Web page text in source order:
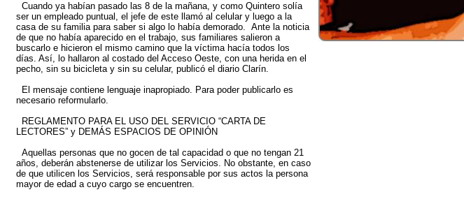
Cuando ya habían pasado las 8 de la mañana, y como Quintero solía
ser un empleado puntual, el jefe de este llamó al celular y luego a la
casa de su familia para saber si algo lo había demorado. Ante la noticia
de que no había aparecido en el trabajo, sus familiares salieron a
buscarlo e hicieron el mismo camino que la víctima hacía todos los
días. Así, lo hallaron al costado del Acceso Oeste, con una herida en el
pecho, sin su bicicleta y sin su celular, publicó el diario Clarín.
El mensaje contiene lenguaje inapropiado. Para poder publicarlo es
necesario reformularlo.
REGLAMENTO PARA EL USO DEL SERVICIO “CARTA DE
LECTORES” y DEMÁS ESPACIOS DE OPINIÓN
Aquellas personas que no gocen de tal capacidad o que no tengan 21
años, deberán abstenerse de utilizar los Servicios. No obstante, en caso
de que utilicen los Servicios, será responsable por sus actos la persona
mayor de edad a cuyo cargo se encuentren.